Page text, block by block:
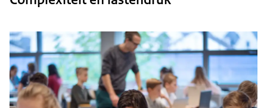
2021
286
2022347
2023360
Download CSV-bestand